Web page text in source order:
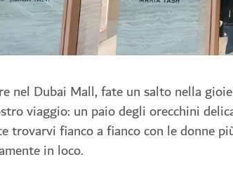
nel Dubai Mall, fate un salto nella
viaggio: un paio degli orecchini
trovarvi fianco a fianco con le donne
in loco.